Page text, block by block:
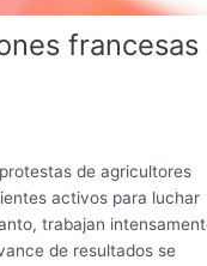
francesas
de agricultores
activos para luchar
trabajan
de resultados se